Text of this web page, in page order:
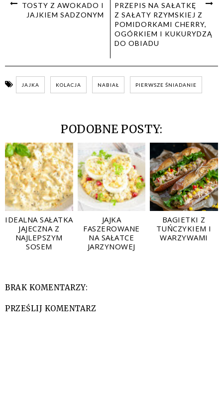
TOSTY Z AWOKADO I
JAJKIEM SADZONYM
PRZEPIS NA SAŁATKĘ
Z SAŁATY RZYMSKIEJ Z
POMIDORKAMI CHERRY,
OGÓRKIEM I KUKURYDZĄ
DO OBIADU
JAJKA KOLACJA NABIAŁ PIERWSZE ŚNIADANIE
PODOBNE POSTY:
IDEALNA SAŁATKA
JAJECZNA Z
NAJLEPSZYM
SOSEM
JAJKA
FASZEROWANE
NA SAŁATCE
JARZYNOWEJ
BAGIETKI Z
TUŃCZYKIEM I
WARZYWAMI
BRAK KOMENTARZY:
PRZEŚLIJ KOMENTARZ